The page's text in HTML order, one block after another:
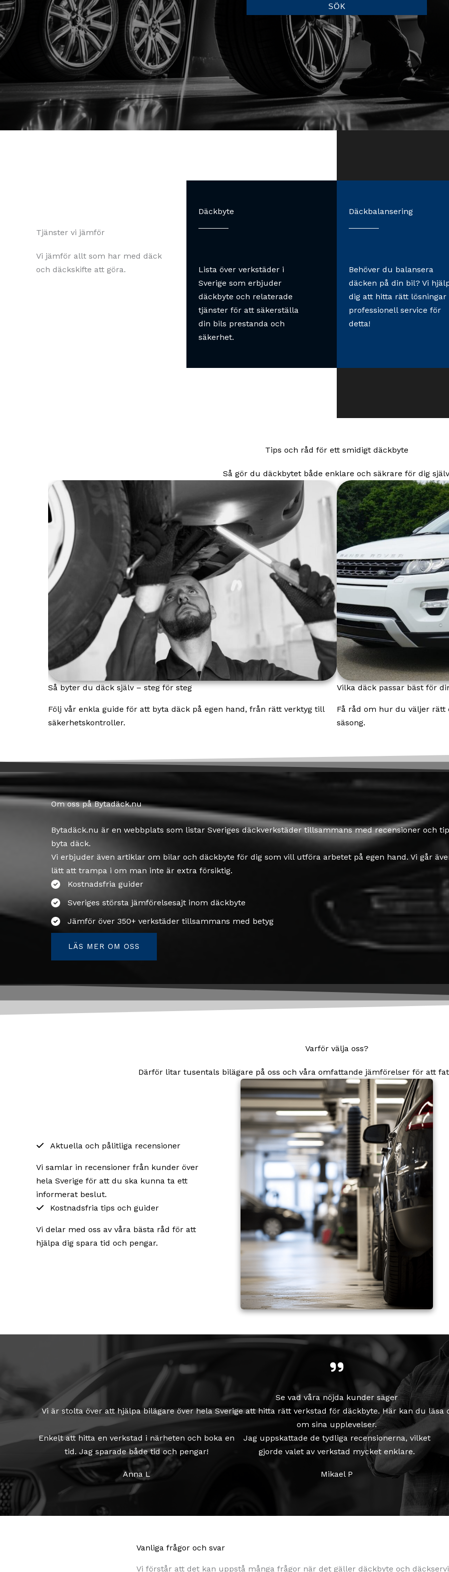
SÖK
Tjänster vi jämför
Vi jämför allt som har med däck
och däckskifte att göra.
Däckbyte
Lista över verkstäder i
Sverige som erbjuder
däckbyte och relaterade
tjänster för att säkerställa
din bils prestanda och
säkerhet.
Däckbalansering
Behöver du balansera
däcken på din bil? Vi
dig att hitta rätt lösningar
professionell service för
detta!
Tips och råd för ett smidigt däckbyte
Så gör du däckbytet både enklare och säkrare för dig
Så byter du däck själv – steg för steg
Följ vår enkla guide för att byta däck på egen hand, från rätt verktyg till
säkerhetskontroller.
Vilka däck passar bäst för
Få råd om hur du väljer
säsong.
Om oss på Bytadäck.nu
Bytadäck.nu är en webbplats som listar Sveriges däckverkstäder tillsammans med recensioner och
byta däck.
Vi erbjuder även artiklar om bilar och däckbyte för dig som vill utföra arbetet på egen hand. Vi går
lätt att trampa i om man inte är extra försiktig.
Kostnadsfria guider
Sveriges största jämförelsesajt inom däckbyte
Jämför över 350+ verkstäder tillsammans med betyg
LÄS MER OM OSS
Varför välja oss?
Därför litar tusentals bilägare på oss och våra omfattande jämförelser för att
Aktuella och pålitliga recensioner
Vi samlar in recensioner från kunder över
hela Sverige för att du ska kunna ta ett
informerat beslut.
Kostnadsfria tips och guider
Vi delar med oss av våra bästa råd för att
hjälpa dig spara tid och pengar.
Se vad våra nöjda kunder säger
Vi är stolta över att hjälpa bilägare över hela Sverige att hitta rätt verkstad för däckbyte. Här kan du
om sina upplevelser.
Enkelt att hitta en verkstad i närheten och boka en
tid. Jag sparade både tid och pengar!
Anna L
Jag uppskattade de tydliga recensionerna, vilket
gjorde valet av verkstad mycket enklare.
Mikael P
Vanliga frågor och svar
Vi förstår att det kan uppstå många frågor när det gäller däckbyte och